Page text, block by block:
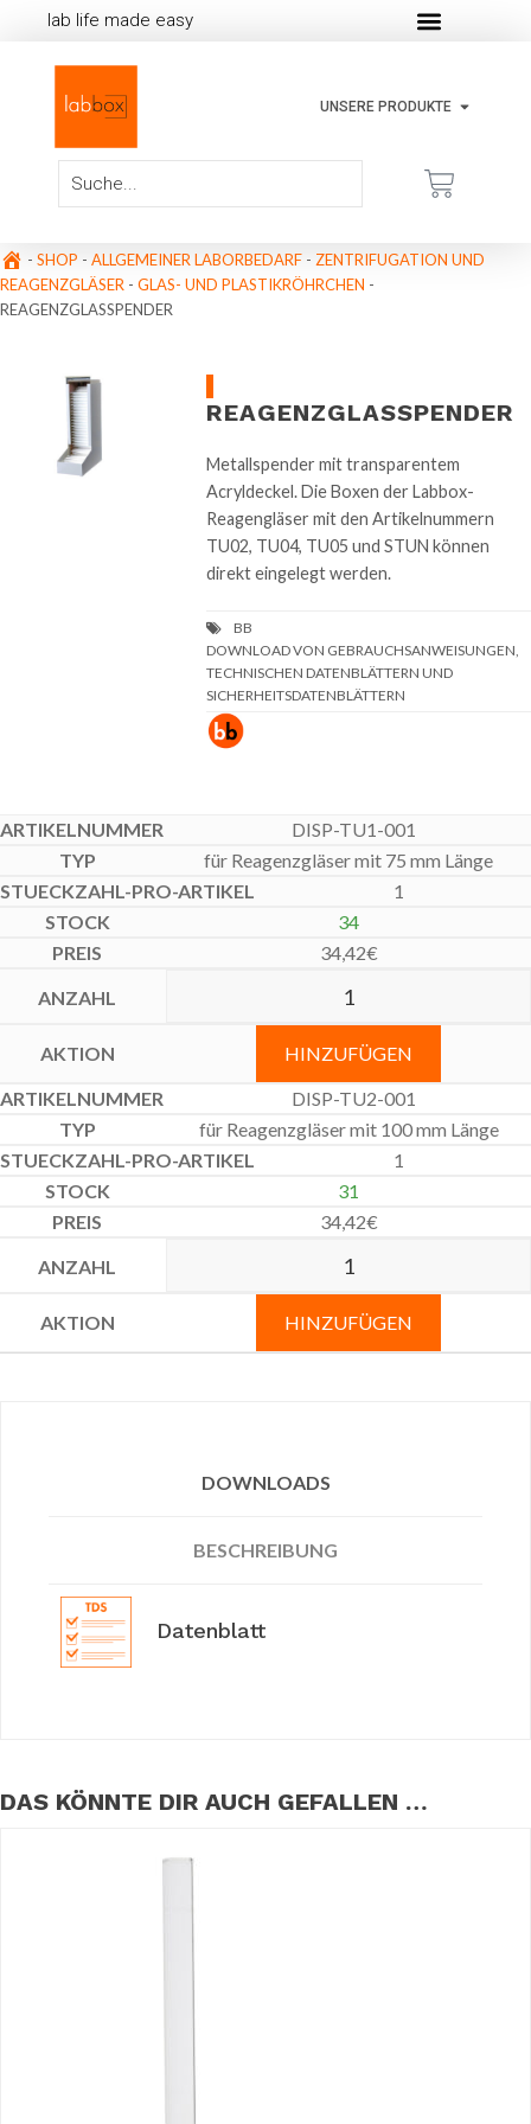
lab life made easy
UNSERE PRODUKTE
- SHOP - ALLGEMEINER LABORBEDARF - ZENTRIFUGATION UND
REAGENZGLÄSER - GLAS- UND PLASTIKRÖHRCHEN -
REAGENZGLASSPENDER
REAGENZGLASSPENDER
Metallspender mit transparentem
Acryldeckel. Die Boxen der Labbox-
Reagengläser mit den Artikelnummern
TU02, TU04, TU05 und STUN können
direkt eingelegt werden.
DOWNLOAD VON GEBRAUCHSANWEISUNGEN,
TECHNISCHEN DATENBLÄTTERN UND
SICHERHEITSDATENBLÄTTERN
DISP-TU1-001
für Reagenzgläser mit 75 mm Länge
1
34
34,42€
HINZUFÜGEN
DISP-TU2-001
für Reagenzgläser mit 100 mm Länge
1
31
34,42€
HINZUFÜGEN
DOWNLOADS
BESCHREIBUNG
Datenblatt
DAS KÖNNTE DIR AUCH GEFALLEN …